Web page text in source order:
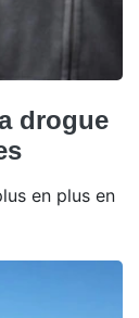
drogue
en plus en